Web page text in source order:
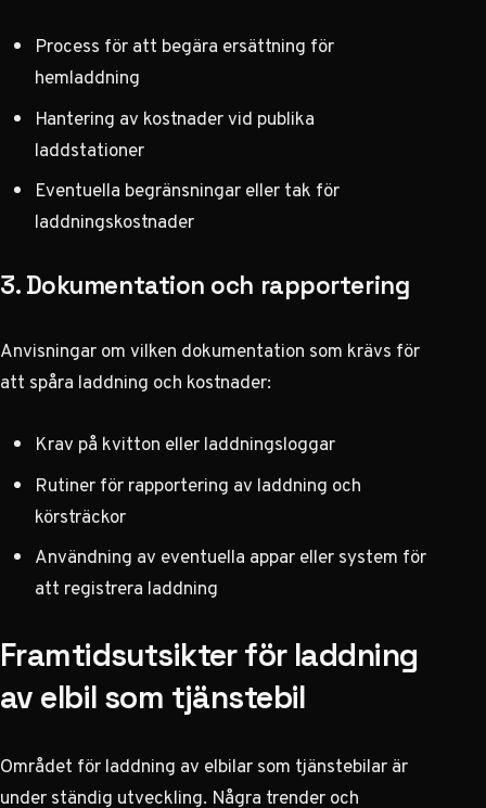
Process för att begära ersättning för
hemladdning
Hantering av kostnader vid publika
laddstationer
Eventuella begränsningar eller tak för
laddningskostnader
3. Dokumentation och rapportering
Anvisningar om vilken dokumentation som krävs för
att spåra laddning och kostnader:
Krav på kvitton eller laddningsloggar
Rutiner för rapportering av laddning och
körsträckor
Användning av eventuella appar eller system för
att registrera laddning
Framtidsutsikter för laddning
av elbil som tjänstebil
Området för laddning av elbilar som tjänstebilar är
under ständig utveckling. Några trender och